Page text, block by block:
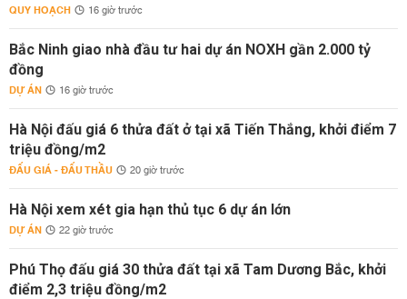
QUY HOẠCH 16 giờ trước
Bắc Ninh giao nhà đầu tư hai dự án NOXH gần 2.000 tỷ
đồng
DỰ ÁN 16 giờ trước
Hà Nội đấu giá 6 thửa đất ở tại xã Tiến Thắng, khởi điểm 7
triệu đồng/m2
ĐẤU GIÁ - ĐẤU THẦU 20 giờ trước
Hà Nội xem xét gia hạn thủ tục 6 dự án lớn
DỰ ÁN 22 giờ trước
Phú Thọ đấu giá 30 thửa đất tại xã Tam Dương Bắc, khởi
điểm 2,3 triệu đồng/m2